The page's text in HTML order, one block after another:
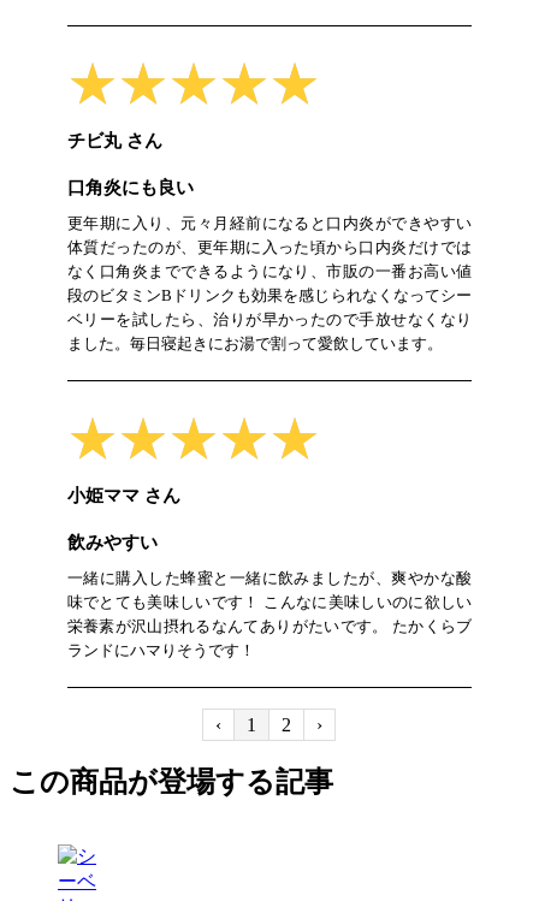
★★★★★
★★★★★
チビ丸 さん
口角炎にも良い
更年期に入り、元々月経前になると口内炎ができやすい
体質だったのが、更年期に入った頃から口内炎だけでは
なく口角炎までできるようになり、市販の一番お高い値
段のビタミンBドリンクも効果を感じられなくなってシー
ベリーを試したら、治りが早かったので手放せなくなり
ました。毎日寝起きにお湯で割って愛飲しています。
★★★★★
★★★★★
小姫ママ さん
飲みやすい
一緒に購入した蜂蜜と一緒に飲みましたが、爽やかな酸
味でとても美味しいです！ こんなに美味しいのに欲しい
栄養素が沢山摂れるなんてありがたいです。 たかくらブ
ランドにハマりそうです！
‹ 1 2 ›
この商品が登場する記事